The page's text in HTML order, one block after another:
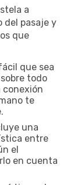
a
del pasaje y
que
que sea
todo
conexión
te
una
entre
el
en cuenta